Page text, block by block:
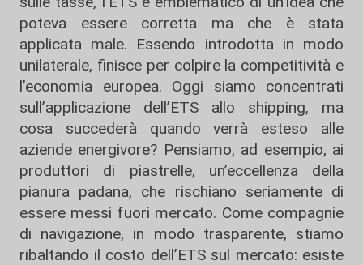
poteva essere corretta ma che è stata
applicata male. Essendo introdotta in modo
unilaterale, finisce per colpire la competitività e
l’economia europea. Oggi siamo concentrati
sull’applicazione dell’ETS allo shipping, ma
cosa succederà quando verrà esteso alle
aziende energivore? Pensiamo, ad esempio, ai
produttori di piastrelle, un’eccellenza della
pianura padana, che rischiano seriamente di
essere messi fuori mercato. Come compagnie
di navigazione, in modo trasparente, stiamo
ribaltando il costo dell’ETS sul mercato: esiste